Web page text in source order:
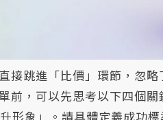
接跳進「比價」環節，忽
前，可以先思考以下四個
形象」。請具體定義成功